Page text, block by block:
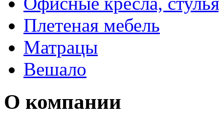
Плетеная мебель
Матрацы
Вешало
О компании